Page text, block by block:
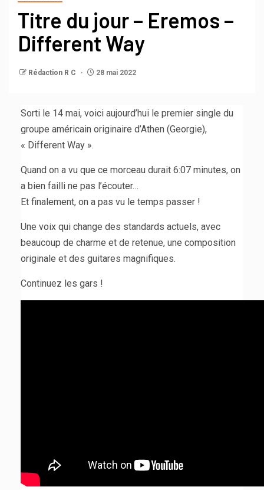
Titre du jour – Eremos –
Different Way
Rédaction R C 28 mai 2022
Sorti le 14 mai, voici aujourd’hui le premier single du
groupe américain originaire d’Athen (Georgie),
« Different Way ».
Quand on a vu que ce morceau durait 6:07 minutes, on
a bien failli ne pas l’écouter…
Et finalement, on a pas vu le temps passer !
Une voix qui change des standards actuels, avec
beaucoup de charme et de retenue, une composition
originale et des guitares magnifiques.
Continuez les gars !